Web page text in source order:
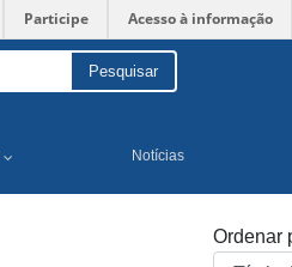
Participe Acesso à informação
Pesquisar
Notícias
Ordenar